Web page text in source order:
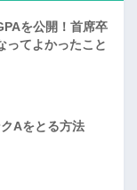
を公開！首席卒
ってよかったこと
Aをとる方法